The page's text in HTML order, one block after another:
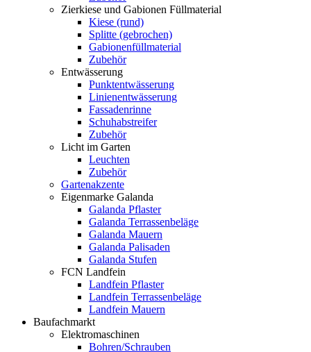
Zierkiese und Gabionen Füllmaterial
Kiese (rund)
Splitte (gebrochen)
Gabionenfüllmaterial
Zubehör
Entwässerung
Punktentwässerung
Linienentwässerung
Fassadenrinne
Schuhabstreifer
Zubehör
Licht im Garten
Leuchten
Zubehör
Gartenakzente
Eigenmarke Galanda
Galanda Pflaster
Galanda Terrassenbeläge
Galanda Mauern
Galanda Palisaden
Galanda Stufen
FCN Landfein
Landfein Pflaster
Landfein Terrassenbeläge
Landfein Mauern
Baufachmarkt
Elektromaschinen
Bohren/Schrauben